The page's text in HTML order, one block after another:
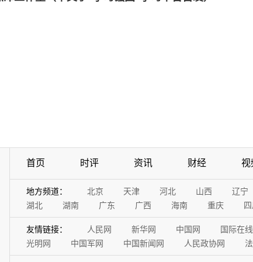
首页 时评 资讯 财经 视
地方频道： 北京 天津 河北 山西 辽宁
湖北
湖南 广东 广西 海南 重庆 四
友情链接： 人民网 新华网 中国网 国际在线
光明网
中国军网 中国新闻网 人民政协网